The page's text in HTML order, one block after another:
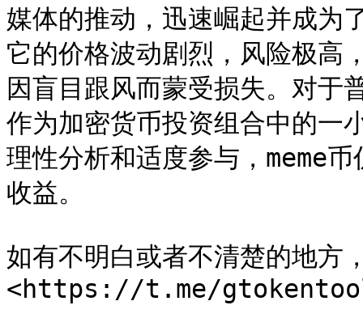
媒体的推动，迅速崛起并成为
它的价格波动剧烈，风险极高
因盲目跟风而蒙受损失。对于
作为加密货币投资组合中的一
理性分析和适度参与，meme
收益。
如有不明白或者不清楚的地方